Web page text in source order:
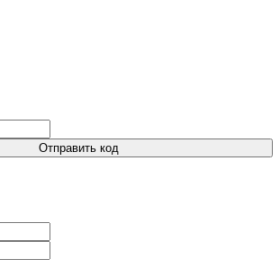
Отправить код